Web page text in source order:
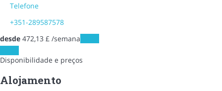
Telefone
+351-289587578
desde 472,13 £ /semana
Disponibilidade e preços
Alojamento